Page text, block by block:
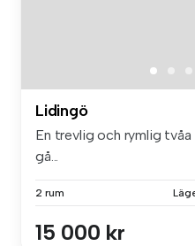
Lidingö
En trevlig och rymlig
gå...
2 rum
15 000 kr